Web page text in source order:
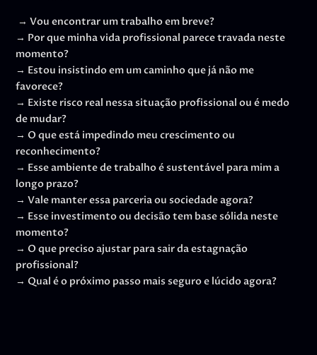
→ Vou encontrar um trabalho em breve?
→ Por que minha vida profissional parece travada neste
momento?
→ Estou insistindo em um caminho que já não me
favorece?
→ Existe risco real nessa situação profissional ou é medo
de mudar?
→ O que está impedindo meu crescimento ou
reconhecimento?
→ Esse ambiente de trabalho é sustentável para mim a
longo prazo?
→ Vale manter essa parceria ou sociedade agora?
→ Esse investimento ou decisão tem base sólida neste
momento?
→ O que preciso ajustar para sair da estagnação
profissional?
→ Qual é o próximo passo mais seguro e lúcido agora?